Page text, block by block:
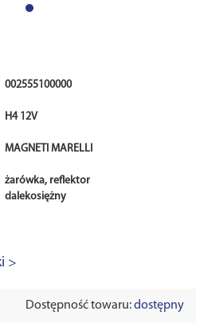
002555100000
H4 12V
MAGNETI MARELLI
żarówka, reflektor
dalekosiężny
>
Dostępność towaru:dostępny